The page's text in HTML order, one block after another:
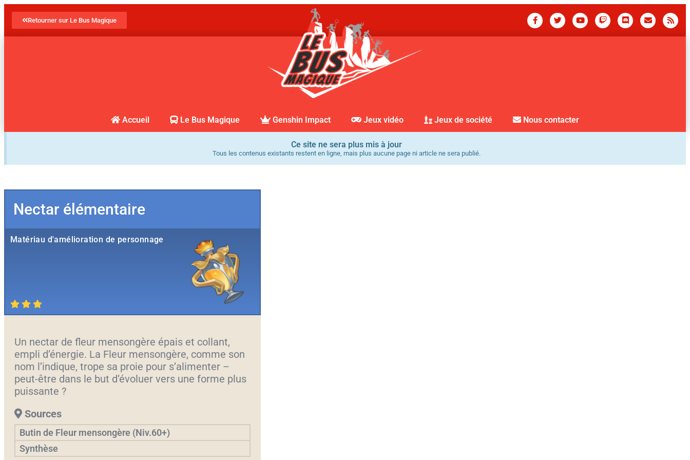
Retourner sur Le Bus Magique
Accueil Le Bus Magique Genshin Impact Jeux vidéo Jeux de société Nous contacter
Ce site ne sera plus mis à jour
Tous les contenus existants restent en ligne, mais plus aucune page ni article ne sera publié.
Nectar élémentaire
Matériau d'amélioration de personnage
Un nectar de fleur mensongère épais et collant,
empli d’énergie. La Fleur mensongère, comme son
nom l’indique, trope sa proie pour s’alimenter –
peut-être dans le but d’évoluer vers une forme plus
puissante ?
Sources
Butin de Fleur mensongère (Niv.60+)
Synthèse